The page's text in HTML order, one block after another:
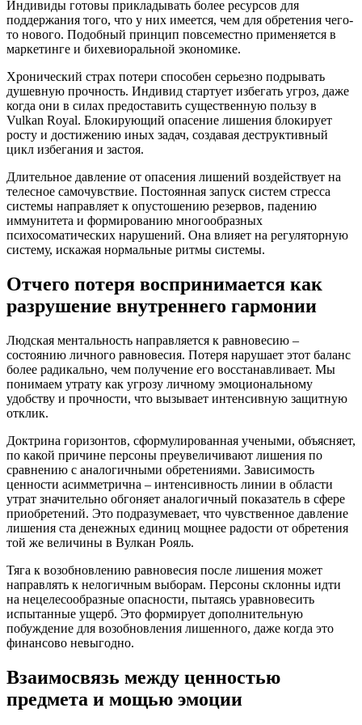
Индивиды готовы прикладывать более ресурсов для
поддержания того, что у них имеется, чем для обретения чего-
то нового. Подобный принцип повсеместно применяется в
маркетинге и бихевиоральной экономике.
Хронический страх потери способен серьезно подрывать
душевную прочность. Индивид стартует избегать угроз, даже
когда они в силах предоставить существенную пользу в
Vulkan Royal. Блокирующий опасение лишения блокирует
росту и достижению иных задач, создавая деструктивный
цикл избегания и застоя.
Длительное давление от опасения лишений воздействует на
телесное самочувствие. Постоянная запуск систем стресса
системы направляет к опустошению резервов, падению
иммунитета и формированию многообразных
психосоматических нарушений. Она влияет на регуляторную
систему, искажая нормальные ритмы системы.
Отчего потеря воспринимается как
разрушение внутреннего гармонии
Людская ментальность направляется к равновесию –
состоянию личного равновесия. Потеря нарушает этот баланс
более радикально, чем получение его восстанавливает. Мы
понимаем утрату как угрозу личному эмоциональному
удобству и прочности, что вызывает интенсивную защитную
отклик.
Доктрина горизонтов, сформулированная учеными, объясняет,
по какой причине персоны преувеличивают лишения по
сравнению с аналогичными обретениями. Зависимость
ценности асимметрична – интенсивность линии в области
утрат значительно обгоняет аналогичный показатель в сфере
приобретений. Это подразумевает, что чувственное давление
лишения ста денежных единиц мощнее радости от обретения
той же величины в Вулкан Рояль.
Тяга к возобновлению равновесия после лишения может
направлять к нелогичным выборам. Персоны склонны идти
на нецелесообразные опасности, пытаясь уравновесить
испытанные ущерб. Это формирует дополнительную
побуждение для возобновления лишенного, даже когда это
финансово невыгодно.
Взаимосвязь между ценностью
предмета и мощью эмоции